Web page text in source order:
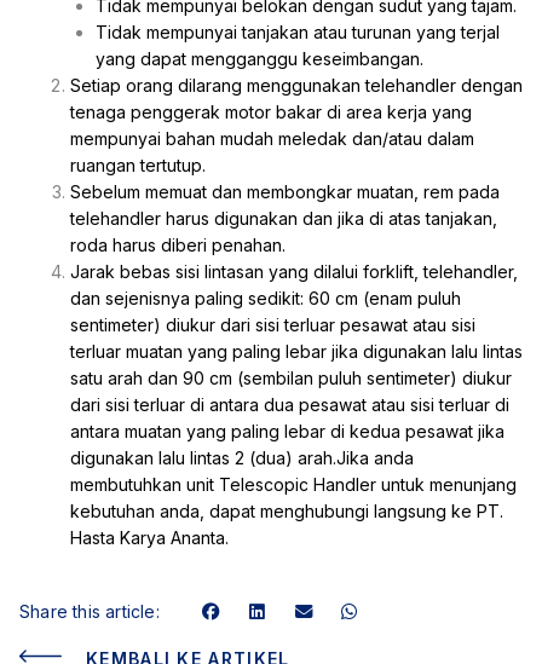
Tidak mempunyai belokan dengan sudut yang tajam.
Tidak mempunyai tanjakan atau turunan yang terjal
yang dapat mengganggu keseimbangan.
Setiap orang dilarang menggunakan telehandler dengan
tenaga penggerak motor bakar di area kerja yang
mempunyai bahan mudah meledak dan/atau dalam
ruangan tertutup.
Sebelum memuat dan membongkar muatan, rem pada
telehandler harus digunakan dan jika di atas tanjakan,
roda harus diberi penahan.
Jarak bebas sisi lintasan yang dilalui forklift, telehandler,
dan sejenisnya paling sedikit: 60 cm (enam puluh
sentimeter) diukur dari sisi terluar pesawat atau sisi
terluar muatan yang paling lebar jika digunakan lalu lintas
satu arah dan 90 cm (sembilan puluh sentimeter) diukur
dari sisi terluar di antara dua pesawat atau sisi terluar di
antara muatan yang paling lebar di kedua pesawat jika
digunakan lalu lintas 2 (dua) arah.Jika anda
membutuhkan unit Telescopic Handler untuk menunjang
kebutuhan anda, dapat menghubungi langsung ke PT.
Hasta Karya Ananta.
Share this article:
KEMBALI KE ARTIKEL